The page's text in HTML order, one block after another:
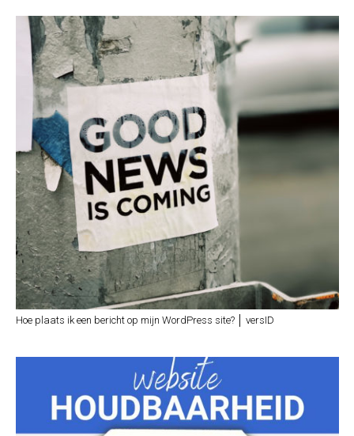
Hoe plaats ik een bericht op mijn WordPress site? │ versID